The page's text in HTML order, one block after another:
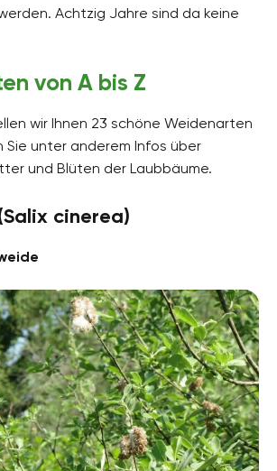
Achtzig Jahre sind da keine
von A bis Z
wir Ihnen 23 schöne Weidenarten
Sie unter anderem Infos über
und Blüten der Laubbäume.
cinerea)